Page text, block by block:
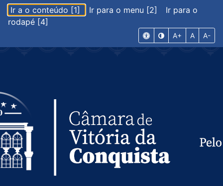
Ir a o conteúdo [1] Ir para o menu [2]
Ir para o
rodapé [4]
A+ A A-